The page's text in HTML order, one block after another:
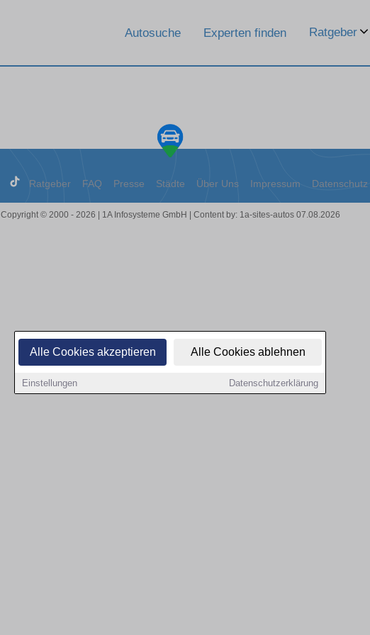
Alle Cookies akzeptieren Alle Cookies ablehnen
Einstellungen Datenschutzerklärung
Autosuche Experten finden Ratgeber
Ratgeber FAQ Presse Städte Über Uns Impressum Datenschutz
Copyright © 2000 - 2026 | 1A Infosysteme GmbH | Content by: 1a-sites-autos 07.08.2026